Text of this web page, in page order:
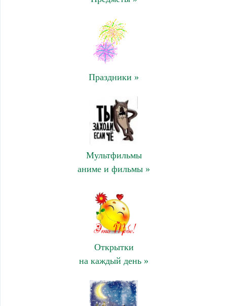
Праздники »
Мультфильмы
аниме и фильмы »
Открытки
на каждый день »